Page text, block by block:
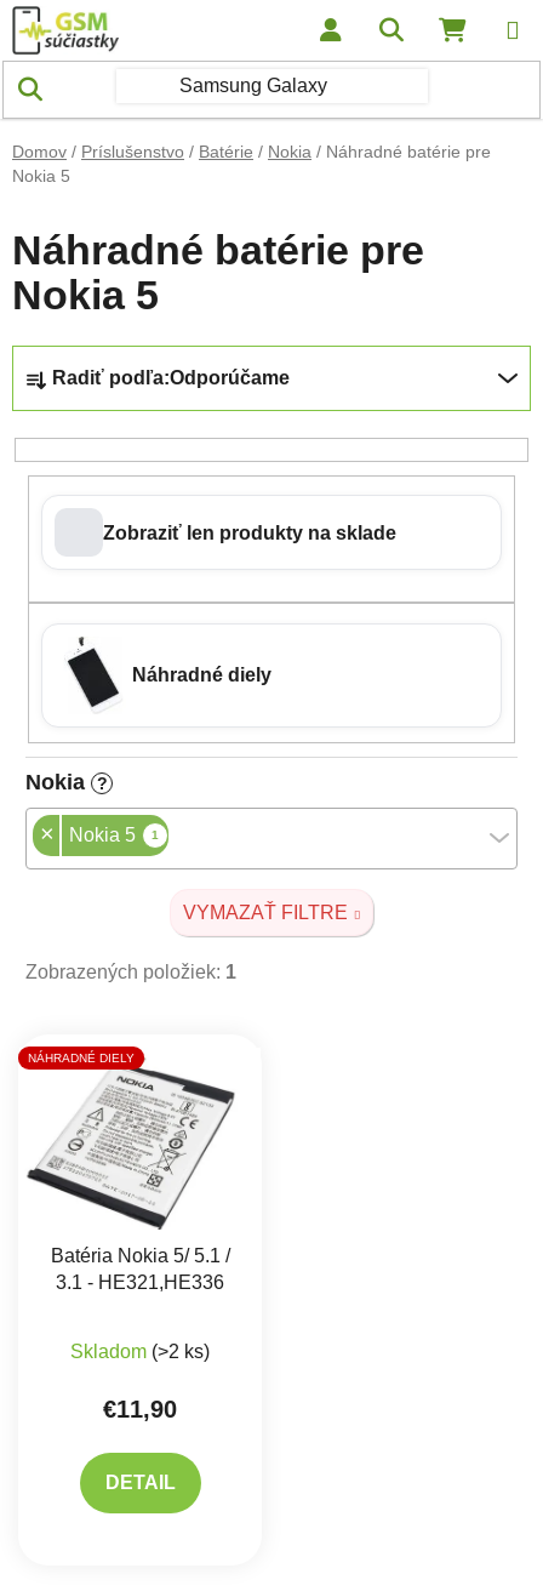
Prejsť na obsah Hľadať
Domov / Príslušenstvo / Batérie / Nokia / Náhradné batérie pre
Nokia 5
Náhradné batérie pre
Nokia 5
Radiť podľa:Odporúčame
Zobraziť len produkty na sklade
Náhradné diely
Nokia ?
× Nokia 5 1
VYMAZAŤ FILTRE
Zobrazených položiek: 1
Výpis produktov
NÁHRADNÉ DIELY
Batéria Nokia 5/ 5.1 /
3.1 - HE321,HE336
Skladom (>2 ks)
€11,90
DETAIL